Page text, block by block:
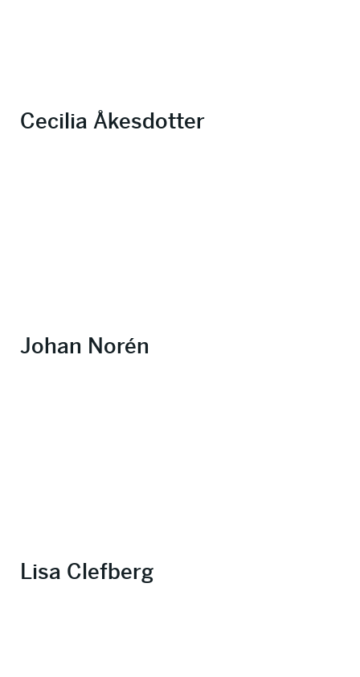
Cecilia Åkesdotter
Johan Norén
Lisa Clefberg